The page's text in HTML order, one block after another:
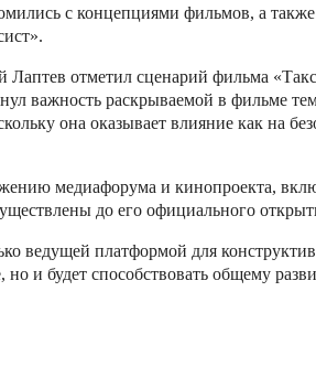
с концепциями фильмов, а также
отметил сценарий фильма
важность раскрываемой в фильме
она оказывает влияние как на
медиафорума и кинопроекта,
до его официального
ведущей платформой для
и будет способствовать общему